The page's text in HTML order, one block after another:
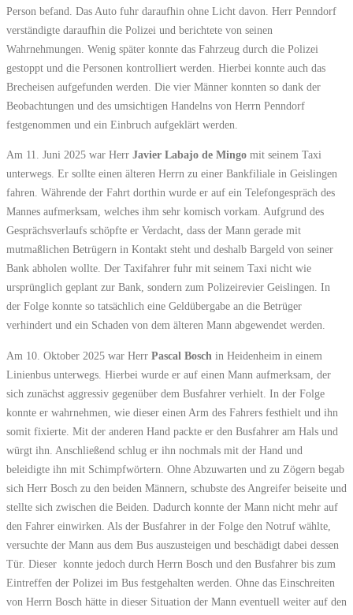
Person befand. Das Auto fuhr daraufhin ohne Licht davon. Herr Penndorf
verständigte daraufhin die Polizei und berichtete von seinen
Wahrnehmungen. Wenig später konnte das Fahrzeug durch die Polizei
gestoppt und die Personen kontrolliert werden. Hierbei konnte auch das
Brecheisen aufgefunden werden. Die vier Männer konnten so dank der
Beobachtungen und des umsichtigen Handelns von Herrn Penndorf
festgenommen und ein Einbruch aufgeklärt werden.
Am 11. Juni 2025 war Herr Javier Labajo de Mingo mit seinem Taxi
unterwegs. Er sollte einen älteren Herrn zu einer Bankfiliale in Geislingen
fahren. Währende der Fahrt dorthin wurde er auf ein Telefongespräch des
Mannes aufmerksam, welches ihm sehr komisch vorkam. Aufgrund des
Gesprächsverlaufs schöpfte er Verdacht, dass der Mann gerade mit
mutmaßlichen Betrügern in Kontakt steht und deshalb Bargeld von seiner
Bank abholen wollte. Der Taxifahrer fuhr mit seinem Taxi nicht wie
ursprünglich geplant zur Bank, sondern zum Polizeirevier Geislingen. In
der Folge konnte so tatsächlich eine Geldübergabe an die Betrüger
verhindert und ein Schaden von dem älteren Mann abgewendet werden.
Am 10. Oktober 2025 war Herr Pascal Bosch in Heidenheim in einem
Linienbus unterwegs. Hierbei wurde er auf einen Mann aufmerksam, der
sich zunächst aggressiv gegenüber dem Busfahrer verhielt. In der Folge
konnte er wahrnehmen, wie dieser einen Arm des Fahrers festhielt und ihn
somit fixierte. Mit der anderen Hand packte er den Busfahrer am Hals und
würgt ihn. Anschließend schlug er ihn nochmals mit der Hand und
beleidigte ihn mit Schimpfwörtern. Ohne Abzuwarten und zu Zögern begab
sich Herr Bosch zu den beiden Männern, schubste des Angreifer beiseite und
stellte sich zwischen die Beiden. Dadurch konnte der Mann nicht mehr auf
den Fahrer einwirken. Als der Busfahrer in der Folge den Notruf wählte,
versuchte der Mann aus dem Bus auszusteigen und beschädigt dabei dessen
Tür. Dieser konnte jedoch durch Herrn Bosch und den Busfahrer bis zum
Eintreffen der Polizei im Bus festgehalten werden. Ohne das Einschreiten
von Herrn Bosch hätte in dieser Situation der Mann eventuell weiter auf den